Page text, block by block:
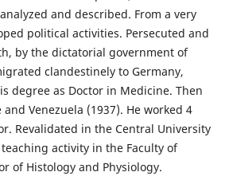
and described. From a very
political activities. Persecuted and
by the dictatorial government of
clandestinely to Germany,
degree as Doctor in Medicine. Then
Venezuela (1937). He worked 4
Revalidated in the Central University
activity in the Faculty of
of Histology and Physiology.